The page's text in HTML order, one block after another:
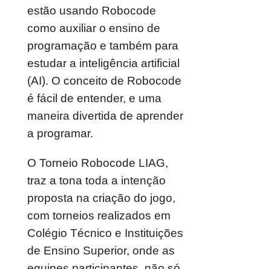
estão usando Robocode
como auxiliar o ensino de
programação e também para
estudar a inteligência artificial
(AI). O conceito de Robocode
é fácil de entender, e uma
maneira divertida de aprender
a programar.
O Torneio Robocode LIAG,
traz a tona toda a intenção
proposta na criação do jogo,
com torneios realizados em
Colégio Técnico e Instituições
de Ensino Superior, onde as